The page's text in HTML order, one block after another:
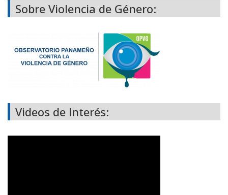
Sobre Violencia de Género:
Videos de Interés: